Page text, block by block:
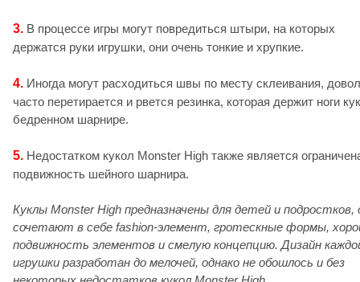
3. В процессе игры могут повредиться штыри, на которых
держатся руки игрушки, они очень тонкие и хрупкие.
4. Иногда могут расходиться швы по месту склеивания,
часто перетирается и рвется резинка, которая держит ноги
бедренном шарнире.
5. Недостатком кукол Monster High также является
подвижность шейного шарнира.
Куклы Monster High предназначены для детей и подростков,
сочетают в себе fashion-элемент, гротескные формы,
подвижность элементов и смелую концепцию. Дизайн
игрушки разработан до мелочей, однако не обошлось и без